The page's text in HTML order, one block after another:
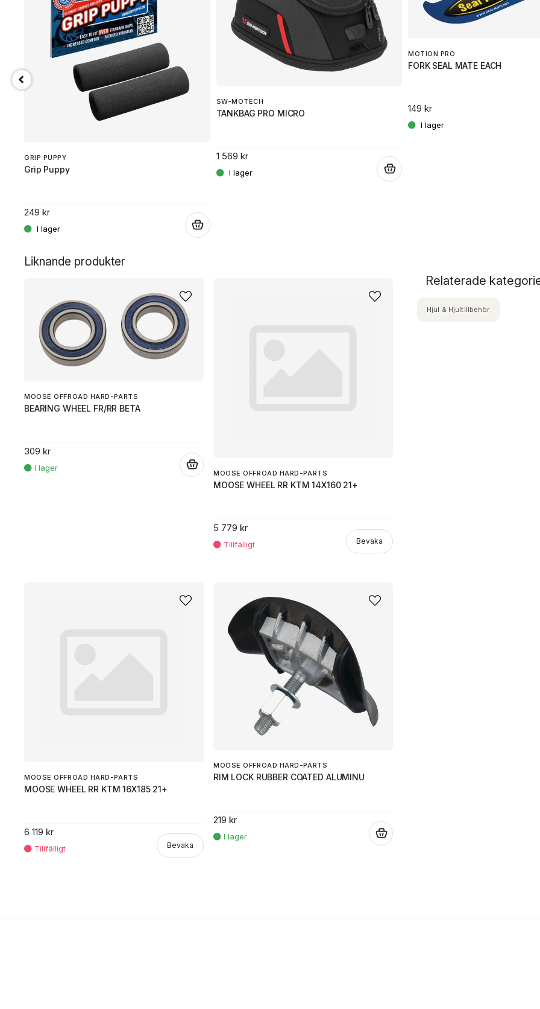
GRIP PUPPY
Grip Puppy
249 kr
SW-MOTECH
TANKBAG PRO MICRO
1 569 kr
MOTION PRO
FORK SEAL MATE EACH
149 kr
Liknande produkter
MOOSE OFFROAD HARD-PARTS
BEARING WHEEL FR/RR BETA
309 kr
MOOSE OFFROAD HARD-PARTS
MOOSE WHEEL RR KTM 14X160 21+
5 779 kr
Bevaka
MOOSE OFFROAD HARD-PARTS
MOOSE WHEEL RR KTM 16X185 21+
6 119 kr
Bevaka
MOOSE OFFROAD HARD-PARTS
RIM LOCK RUBBER COATED ALUMINU
219 kr
Relaterade
Hjul & Hjultillbehör